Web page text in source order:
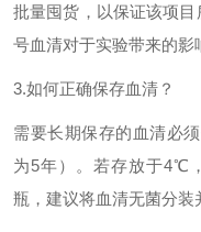
批量囤货，以保证该项
号血清对于实验带来的影
3.如何正确保存血清？
需要长期保存的血清必
为5年）。若存放于4℃
瓶，建议将血清无菌分装